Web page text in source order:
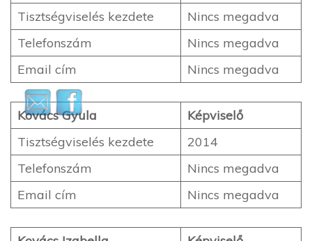
Tisztségviselés kezdete
Nincs megadva
Telefonszám
Nincs megadva
Email cím
Nincs megadva
Kovács Gyula
Képviselő
Tisztségviselés kezdete
2014
Telefonszám
Nincs megadva
Email cím
Nincs megadva